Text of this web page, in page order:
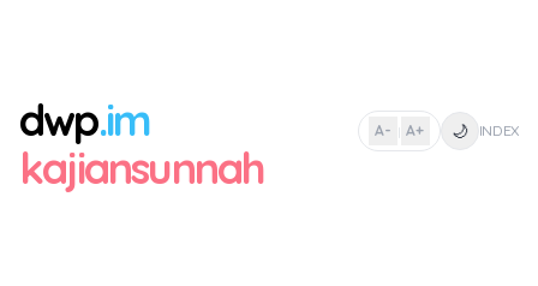
dwp.im
kajiansunnah
A- | A+ 🌙 INDEX